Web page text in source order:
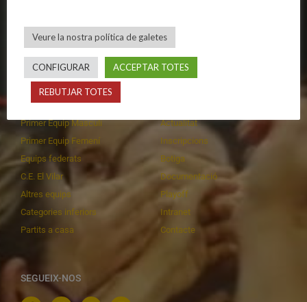
Política de galetes
Privadesa a les xarxes
Escola
Patrocinadors
CALENDARIS
Primer Equip Masculí
Primer Equip Femení
Equips federats
C.E. El Vilar
Altres equips
Categories inferiors
Partits a casa
Actualitat
Inscripcions
Botiga
Documentació
Playoff
Intranet
Contacte
SEGUEIX-NOS
Veure la nostra política de galetes
CONFIGURAR ACCEPTAR TOTES
REBUTJAR TOTES